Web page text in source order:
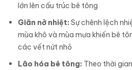
lớn lên cấu trúc bê tông
Giãn nở nhiệt: Sự chênh lệch
mùa khô và mùa mưa khiến bê
các vết nứt nhỏ
Lão hóa bê tông: Theo thời